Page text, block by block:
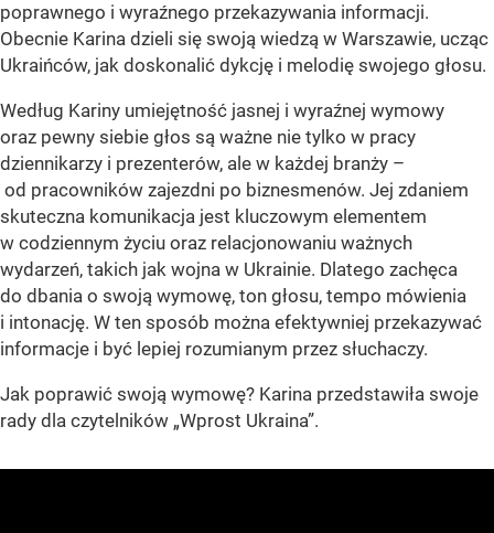
poprawnego i wyraźnego przekazywania informacji.
Obecnie Karina dzieli się swoją wiedzą w Warszawie, ucząc
Ukraińców, jak doskonalić dykcję i melodię swojego głosu.
Według Kariny umiejętność jasnej i wyraźnej wymowy
oraz pewny siebie głos są ważne nie tylko w pracy
dziennikarzy i prezenterów, ale w każdej branży –
od pracowników zajezdni po biznesmenów. Jej zdaniem
skuteczna komunikacja jest kluczowym elementem
w codziennym życiu oraz relacjonowaniu ważnych
wydarzeń, takich jak wojna w Ukrainie. Dlatego zachęca
do dbania o swoją wymowę, ton głosu, tempo mówienia
i intonację. W ten sposób można efektywniej przekazywać
informacje i być lepiej rozumianym przez słuchaczy.
Jak poprawić swoją wymowę? Karina przedstawiła swoje
rady dla czytelników „Wprost Ukraina”.